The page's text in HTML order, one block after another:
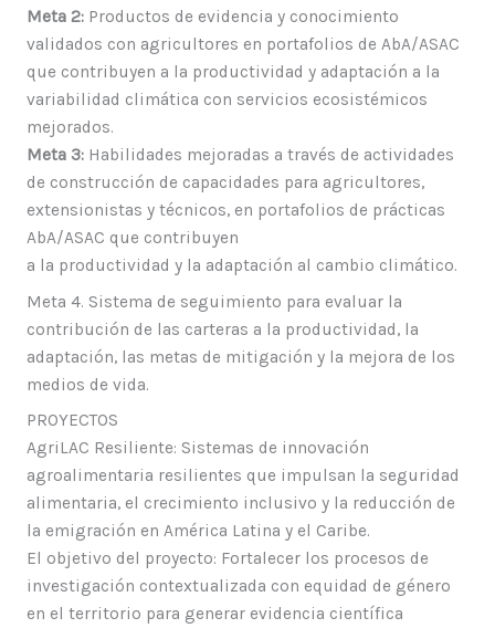
Meta 2: Productos de evidencia y conocimiento
validados con agricultores en portafolios de AbA/ASAC
que contribuyen a la productividad y adaptación a la
variabilidad climática con servicios ecosistémicos
mejorados.
Meta 3:Habilidades mejoradas a través de actividades
de construcción de capacidades para agricultores,
extensionistas y técnicos, en portafolios de prácticas
AbA/ASAC que contribuyen
a la productividad y la adaptación al cambio climático.
Meta 4. Sistema de seguimiento para evaluar la
contribución de las carteras a la productividad, la
adaptación, las metas de mitigación y la mejora de los
medios de vida.
PROYECTOS
AgriLAC Resiliente: Sistemas de innovación
agroalimentaria resilientes que impulsan la seguridad
alimentaria, el crecimiento inclusivo y la reducción de
la emigración en América Latina y el Caribe.
El objetivo del proyecto: Fortalecer los procesos de
investigación contextualizada con equidad de género
en el territorio para generar evidencia científica